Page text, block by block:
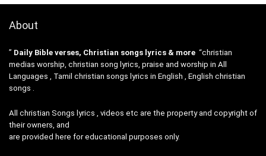
About
” Daily Bible verses, Christian songs lyrics & more “christian
medias worship, christian song lyrics, praise and worship in All
Languages , Tamil christian songs lyrics in English , English christian
songs .
All christian Songs lyrics , videos etc are the property and copyright of
their owners, and
are provided here for educational purposes only.